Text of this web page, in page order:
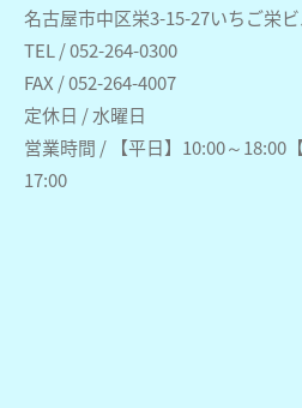
名古屋市中区栄3-15-27いちご栄
TEL / 052-264-0300
FAX / 052-264-4007
定休日 / 水曜日
営業時間 / 【平日】10:00～18:00
17:00